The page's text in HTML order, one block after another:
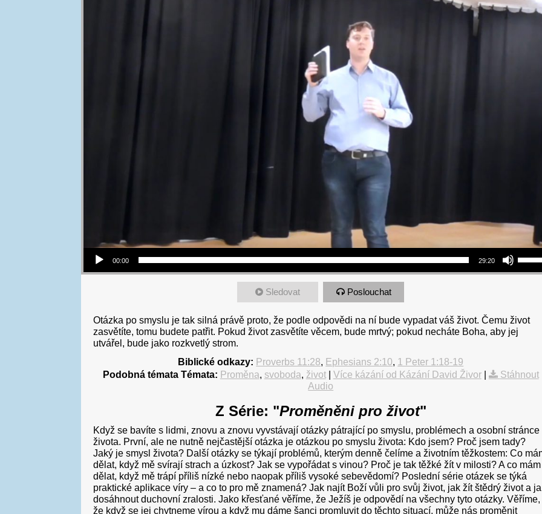
Audio Player
00:00 29:20
Use Up/Down Arrow keys to increase or
Sledovat Poslouchat
Otázka po smyslu je tak silná právě proto, že podle odpovědi na ní bude vypadat váš život. Čemu život
zasvětíte, tomu budete patřit. Pokud život zasvětíte věcem, bude mrtvý; pokud necháte Boha, aby jej
utvářel, bude jako rozkvetlý strom.
Biblické odkazy: Proverbs 11:28, Ephesians 2:10, 1 Peter 1:18-19
Podobná témata Témata: Proměna, svoboda, život| Více kázání od Kázání David Živor|
Stáhnout
Audio
Z Série: "Proměněni pro život"
Když se bavíte s lidmi, znovu a znovu vyvstávají otázky pátrající po smyslu, problémech a osobní stránce
života. První, ale ne nutně nejčastější otázka je otázkou po smyslu života: Kdo jsem? Proč jsem tady?
Jaký je smysl života? Další otázky se týkají problémů, kterým denně čelíme a životním těžkostem: Co
dělat, když mě svírají strach a úzkost? Jak se vypořádat s vinou? Proč je tak těžké žít v milosti? A co mám
dělat, když mě trápí příliš nízké nebo naopak příliš vysoké sebevědomí? Poslední série otázek se týká
praktické aplikace víry – a co to pro mě znamená? Jak najít Boží vůli pro svůj život, jak žít štědrý život a
dosáhnout duchovní zralosti. Jako křesťané věříme, že Ježíš je odpovědí na všechny tyto otázky. Věříme,
že když se jej chytneme vírou a když mu dáme šanci promluvit do těchto situací, může nás proměnit